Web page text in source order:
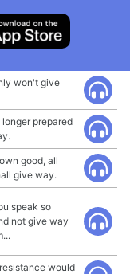
won't give
longer prepared
good, all
give way.
speak so
not give way
would